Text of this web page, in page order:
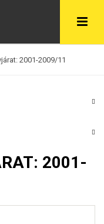
2001-2009/11
2001-